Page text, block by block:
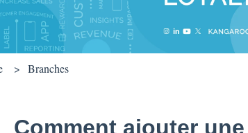
Branches
Comment ajouter